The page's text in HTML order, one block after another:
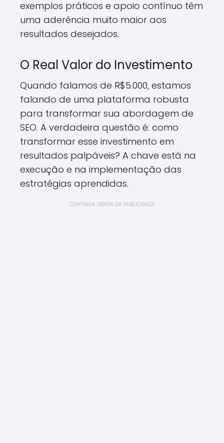
exemplos práticos e apoio contínuo têm
uma aderência muito maior aos
resultados desejados.
O Real Valor do Investimento
Quando falamos de R$5.000, estamos
falando de uma plataforma robusta
para transformar sua abordagem de
SEO. A verdadeira questão é: como
transformar esse investimento em
resultados palpáveis? A chave está na
execução e na implementação das
estratégias aprendidas.
CONTINUA DEPOIS DA PUBLICIDADE